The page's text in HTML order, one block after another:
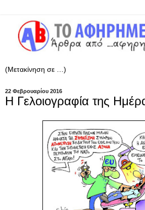
22 Φεβρουαρίου 2016
Η Γελοιογραφία της